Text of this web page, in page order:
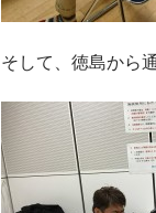
そして、徳島から